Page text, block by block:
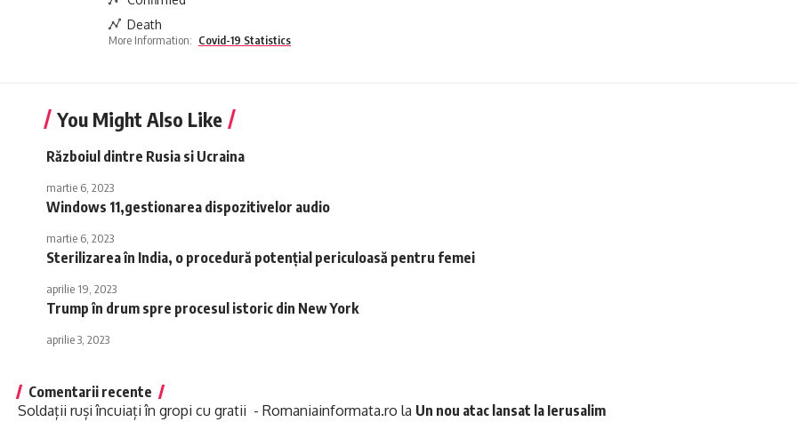
Death
More Information: Covid-19 Statistics
You Might Also Like
Războiul dintre Rusia si Ucraina
martie 6, 2023
Windows 11,gestionarea dispozitivelor audio
martie 6, 2023
Sterilizarea în India, o procedură potențial periculoasă pentru femei
aprilie 19, 2023
Trump în drum spre procesul istoric din New York
aprilie 3, 2023
Comentarii recente
Soldații ruși încuiați în gropi cu gratii - Romaniainformata.ro la Un nou atac lansat la Ierusalim